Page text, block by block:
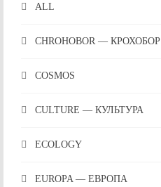
ALL
CHROHOBOR — КРОХОБОР
COSMOS
CULTURE — КУЛЬТУРА
ECOLOGY
EUROPA — ЕВРОПА